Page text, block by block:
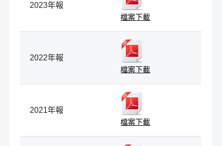
2023年報
檔案下載
2022年報
檔案下載
2021年報
檔案下載